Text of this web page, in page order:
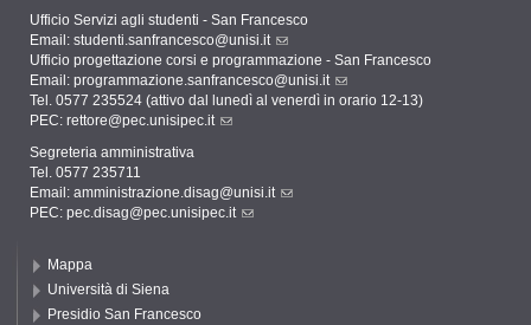
Ufficio Servizi agli studenti - San Francesco
Email: studenti.sanfrancesco@unisi.it
Ufficio progettazione corsi e programmazione - San Francesco
Email: programmazione.sanfrancesco@unisi.it
Tel. 0577 235524 (attivo dal lunedì al venerdì in orario 12-13)
PEC: rettore@pec.unisipec.it
Segreteria amministrativa
Tel. 0577 235711
Email: amministrazione.disag@unisi.it
PEC: pec.disag@pec.unisipec.it
Mappa
Università di Siena
Presidio San Francesco